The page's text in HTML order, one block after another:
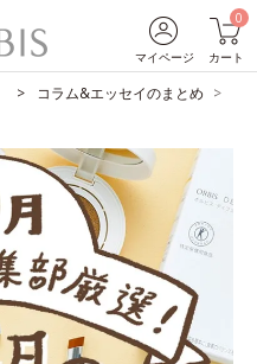
マイページ
0
カート
コラム&エッセイのまとめ